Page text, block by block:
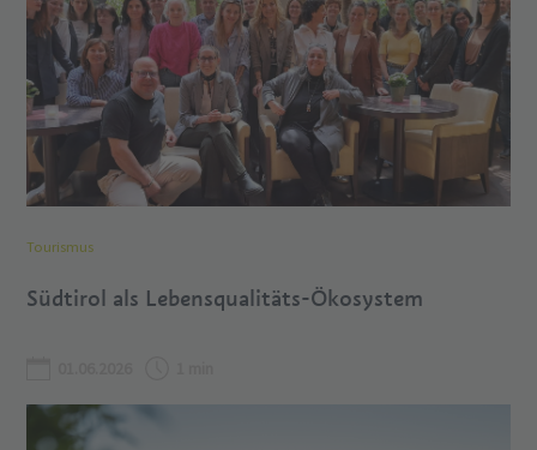
Tourismus
Südtirol als Lebensqualitäts-Ökosystem